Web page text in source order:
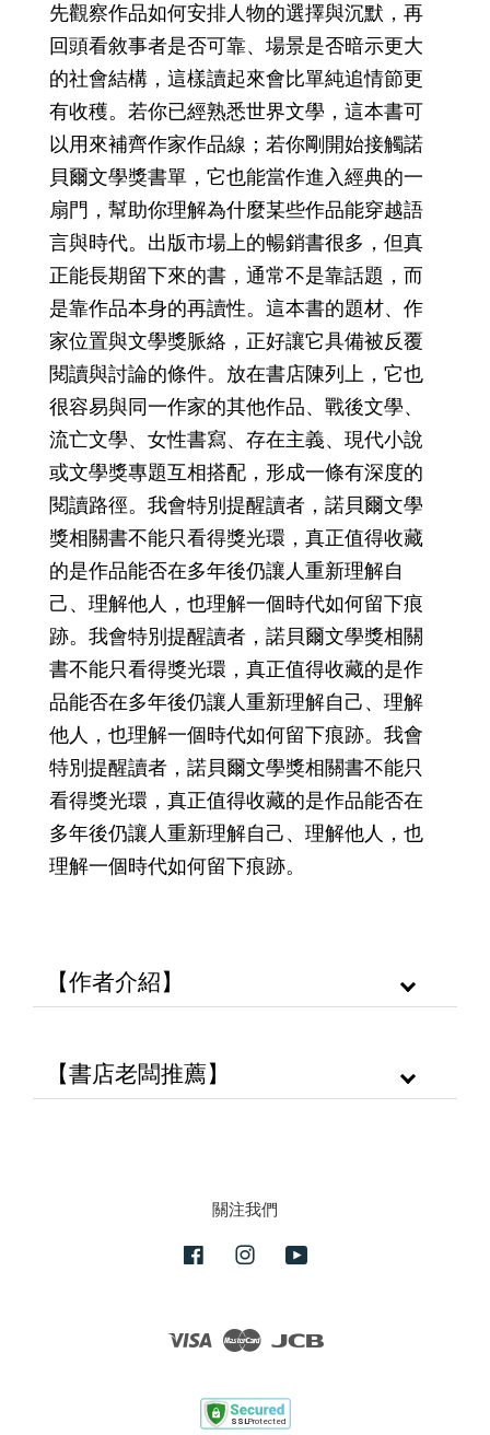
先觀察作品如何安排人物的選擇與沉默，再
回頭看敘事者是否可靠、場景是否暗示更大
的社會結構，這樣讀起來會比單純追情節更
有收穫。若你已經熟悉世界文學，這本書可
以用來補齊作家作品線；若你剛開始接觸諾
貝爾文學獎書單，它也能當作進入經典的一
扇門，幫助你理解為什麼某些作品能穿越語
言與時代。出版市場上的暢銷書很多，但真
正能長期留下來的書，通常不是靠話題，而
是靠作品本身的再讀性。這本書的題材、作
家位置與文學獎脈絡，正好讓它具備被反覆
閱讀與討論的條件。放在書店陳列上，它也
很容易與同一作家的其他作品、戰後文學、
流亡文學、女性書寫、存在主義、現代小說
或文學獎專題互相搭配，形成一條有深度的
閱讀路徑。我會特別提醒讀者，諾貝爾文學
獎相關書不能只看得獎光環，真正值得收藏
的是作品能否在多年後仍讓人重新理解自
己、理解他人，也理解一個時代如何留下痕
跡。我會特別提醒讀者，諾貝爾文學獎相關
書不能只看得獎光環，真正值得收藏的是作
品能否在多年後仍讓人重新理解自己、理解
他人，也理解一個時代如何留下痕跡。我會
特別提醒讀者，諾貝爾文學獎相關書不能只
看得獎光環，真正值得收藏的是作品能否在
多年後仍讓人重新理解自己、理解他人，也
理解一個時代如何留下痕跡。
【作者介紹】
【書店老闆推薦】
關注我們
FacebookInstagram
Visa Master JCB